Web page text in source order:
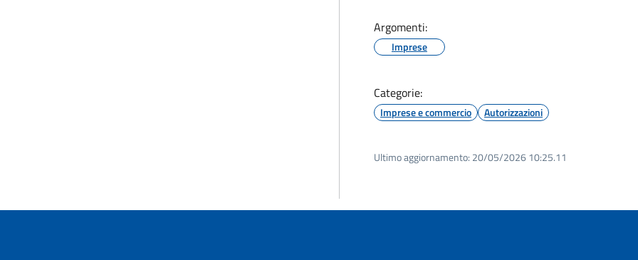
Argomenti:
Imprese
Categorie:
Imprese e commercio Autorizzazioni
Ultimo aggiornamento: 20/05/2026 10:25.11